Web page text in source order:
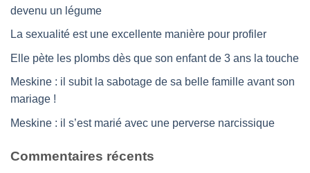
devenu un légume
La sexualité est une excellente manière pour profiler
Elle pète les plombs dès que son enfant de 3 ans la touche
Meskine : il subit la sabotage de sa belle famille avant son
mariage !
Meskine : il s’est marié avec une perverse narcissique
Commentaires récents